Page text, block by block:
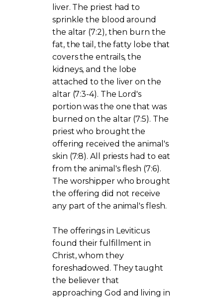
liver. The priest had to
sprinkle the blood around
the altar (7:2), then burn the
fat, the tail, the fatty lobe that
covers the entrails, the
kidneys, and the lobe
attached to the liver on the
altar (7:3-4). The Lord's
portion was the one that was
burned on the altar (7:5). The
priest who brought the
offering received the animal's
skin (7:8). All priests had to eat
from the animal's flesh (7:6).
The worshipper who brought
the offering did not receive
any part of the animal's flesh.
The offerings in Leviticus
found their fulfillment in
Christ, whom they
foreshadowed. They taught
the believer that
approaching God and living in